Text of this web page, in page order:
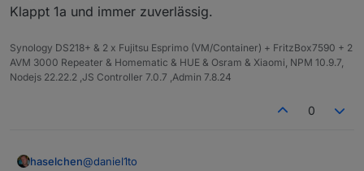
Ich habe diverse Services wie zB No-ip probiert,
Heimnetz rein. Auch über Wireguard funktioniert es
nicht, wobei man hier ja einfach nur ein paar simple
automatische Schritte durchläuft.
Klappt 1a und immer zuverlässig.
Synology DS218+ & 2 x Fujitsu Esprimo (VM/Container) + FritzBox7590 + 2
AVM 3000 Repeater & Homematic & HUE & Osram & Xiaomi, NPM 10.9.7,
Nodejs 22.22.2 ,JS Controller 7.0.7 ,Admin 7.8.24
0
haselchen@daniel1to